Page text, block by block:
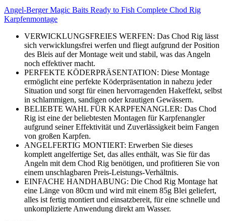
Angel-Berger Magic Baits Ready to Fish Complete Chod Rig
Karpfenmontage
VERWICKLUNGSFREIES WERFEN: Das Chod Rig lässt
sich verwicklungsfrei werfen und fliegt aufgrund der Position
des Bleis auf der Montage weit und stabil, was das Angeln
noch effektiver macht.
PERFEKTE KÖDERPRÄSENTATION: Diese Montage
ermöglicht eine perfekte Köderpräsentation in nahezu jeder
Situation und sorgt für einen hervorragenden Hakeffekt, selbst
in schlammigen, sandigen oder krautigen Gewässern.
BELIEBTE WAHL FÜR KARPFENANGLER: Das Chod
Rig ist eine der beliebtesten Montagen für Karpfenangler
aufgrund seiner Effektivität und Zuverlässigkeit beim Fangen
von großen Karpfen.
ANGELFERTIG MONTIERT: Erwerben Sie dieses
komplett angelfertige Set, das alles enthält, was Sie für das
Angeln mit dem Chod Rig benötigen, und profitieren Sie von
einem unschlagbaren Preis-Leistungs-Verhältnis.
EINFACHE HANDHABUNG: Die Chod Rig Montage hat
eine Länge von 80cm und wird mit einem 85g Blei geliefert,
alles ist fertig montiert und einsatzbereit, für eine schnelle und
unkomplizierte Anwendung direkt am Wasser.